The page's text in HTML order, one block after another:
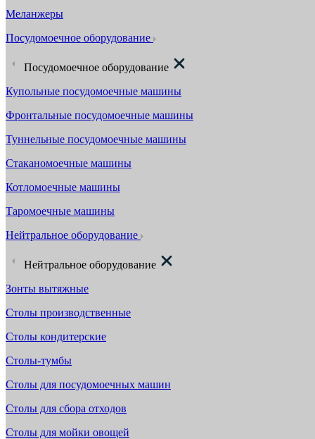
Меланжеры
Посудомоечное оборудование
Посудомоечное оборудование
Купольные посудомоечные машины
Фронтальные посудомоечные машины
Туннельные посудомоечные машины
Стаканомоечные машины
Котломоечные машины
Таромоечные машины
Нейтральное оборудование
Нейтральное оборудование
Зонты вытяжные
Столы производственные
Столы кондитерские
Столы-тумбы
Столы для посудомоечных машин
Столы для сбора отходов
Столы для мойки овощей